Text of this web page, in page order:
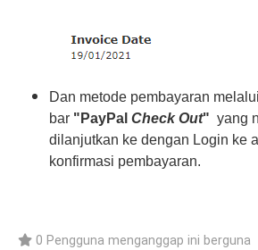
Dan metode pembayaran
bar " PayPal Check Out" yang
dilanjutkan ke dengan Login ke
konfirmasi pembayaran.
0 Pengguna menganggap ini berguna